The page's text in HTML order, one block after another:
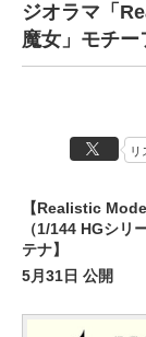
ジオラマ「
魔女」モチー
リ
【Realistic
（1/144 HGシリ
テナ】
5月31日 公開